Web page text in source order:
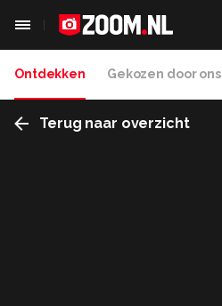
Ontdekken Gekozen door ons
Terug naar overzicht